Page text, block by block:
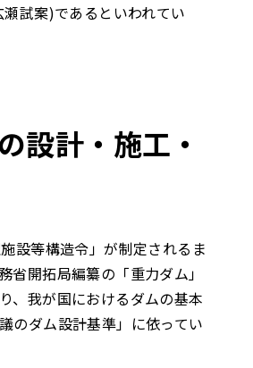
試案)であるといわれてい
設計・施工・
設等構造令」が制定されるま
省開拓局編纂の「重力ダム」
、我が国におけるダムの基本
のダム設計基準」に依ってい